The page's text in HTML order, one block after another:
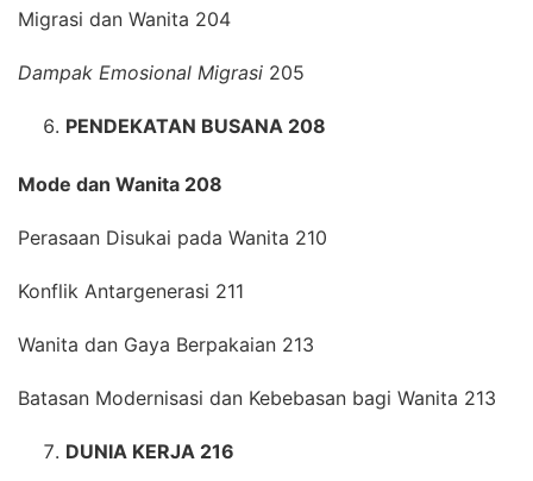
Migrasi dan Wanita 204
Dampak Emosional Migrasi 205
PENDEKATAN BUSANA 208
Mode dan Wanita 208
Perasaan Disukai pada Wanita 210
Konflik Antargenerasi 211
Wanita dan Gaya Berpakaian 213
Batasan Modernisasi dan Kebebasan bagi Wanita 213
DUNIA KERJA 216